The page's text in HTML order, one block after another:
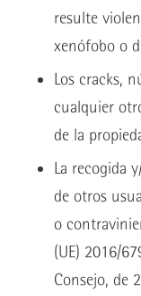
resulte
xenófobo o
Los cracks,
cualquier
de la
La recogida
de otros
o
(UE) 2016/
Consejo, de